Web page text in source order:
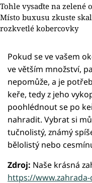
Tohle vysaďte na zelené
Místo buxusu zkuste
rozkvetlé kobercovky
Pokud se ve vašem
ve větším množství,
nepomůže, a je
keře, tedy z jeho
poohlédnout se po
nahradit. Vybrat si
tučnolistý, známý
bělolistý nebo
Zdroj: Naše krásná
https://